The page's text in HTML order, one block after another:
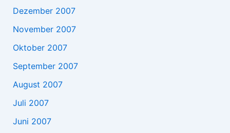
Dezember 2007
November 2007
Oktober 2007
September 2007
August 2007
Juli 2007
Juni 2007